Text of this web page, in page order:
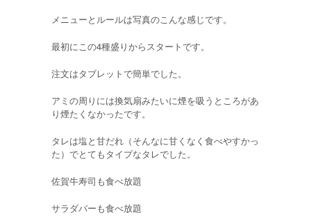
メニューとルールは写真のこんな感じです。
最初にこの4種盛りからスタートです。
注文はタブレットで簡単でした。
アミの周りには換気扇みたいに煙を吸うところがあ
り煙たくなかったです。
タレは塩と甘だれ（そんなに甘くなく食べやすかっ
た）でとてもタイプなタレでした。
佐賀牛寿司も食べ放題
サラダバーも食べ放題